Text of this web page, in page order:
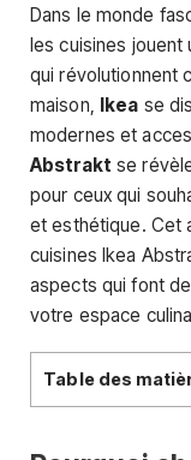
Dans le monde
les cuisines jouent
qui révolutionnent
maison, Ikea se
modernes et
Abstrakt se
pour ceux qui
et esthétique. Cet
cuisines Ikea
aspects qui font
votre espace
Table des